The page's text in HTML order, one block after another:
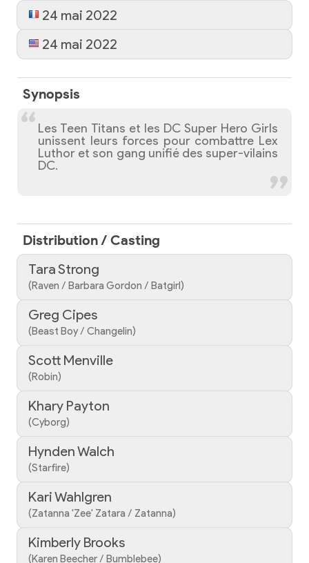
24 mai 2022
24 mai 2022
Synopsis
Les Teen Titans et les DC Super Hero Girls
unissent leurs forces pour combattre Lex
Luthor et son gang unifié des super-vilains
DC.
Distribution / Casting
Tara Strong
(Raven / Barbara Gordon / Batgirl)
Greg Cipes
(Beast Boy / Changelin)
Scott Menville
(Robin)
Khary Payton
(Cyborg)
Hynden Walch
(Starfire)
Kari Wahlgren
(Zatanna 'Zee' Zatara / Zatanna)
Kimberly Brooks
(Karen Beecher / Bumblebee)